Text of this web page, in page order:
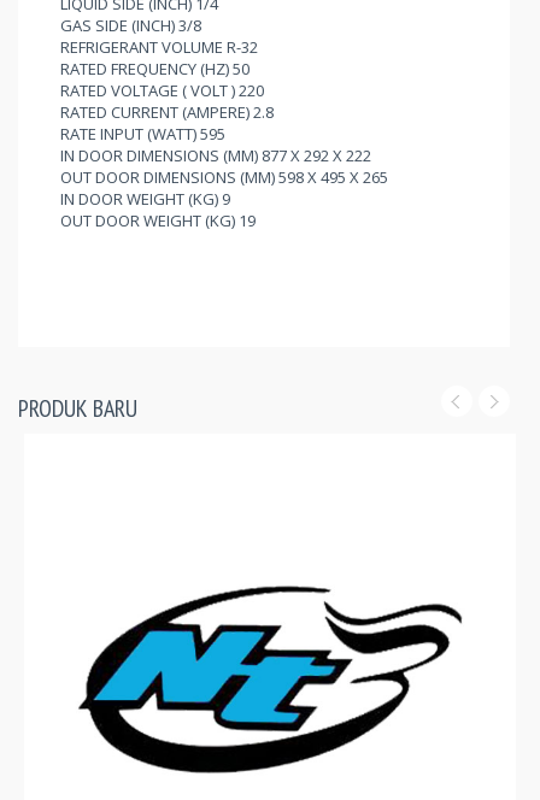
GAS SIDE (INCH) 3/8
REFRIGERANT VOLUME R-32
RATED FREQUENCY (HZ) 50
RATED VOLTAGE ( VOLT ) 220
RATED CURRENT (AMPERE) 2.8
RATE INPUT (WATT) 595
IN DOOR DIMENSIONS (MM) 877 X 292 X 222
OUT DOOR DIMENSIONS (MM) 598 X 495 X 265
IN DOOR WEIGHT (KG) 9
OUT DOOR WEIGHT (KG) 19
PRODUK BARU